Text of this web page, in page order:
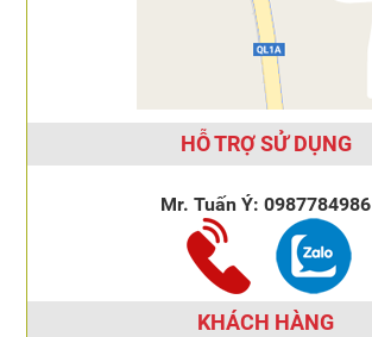
HỖ TRỢ SỬ DỤNG
Mr. Tuấn Ý:0987784986
KHÁCH HÀNG